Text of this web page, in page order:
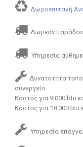
Δωροεπιταγή
Δωρεάν
Υπηρεσία
Δυνατότητα
συνεργείο
Κόστος για 9.000 btu
Κόστος για 18.000 btu
Υπηρεσία